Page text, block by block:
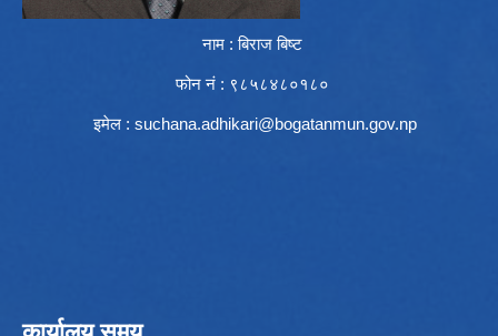
नाम : बिराज बिष्ट
फोन नं : ९८५८४८०१८०
इमेल : suchana.adhikari@bogatanmun.gov.np